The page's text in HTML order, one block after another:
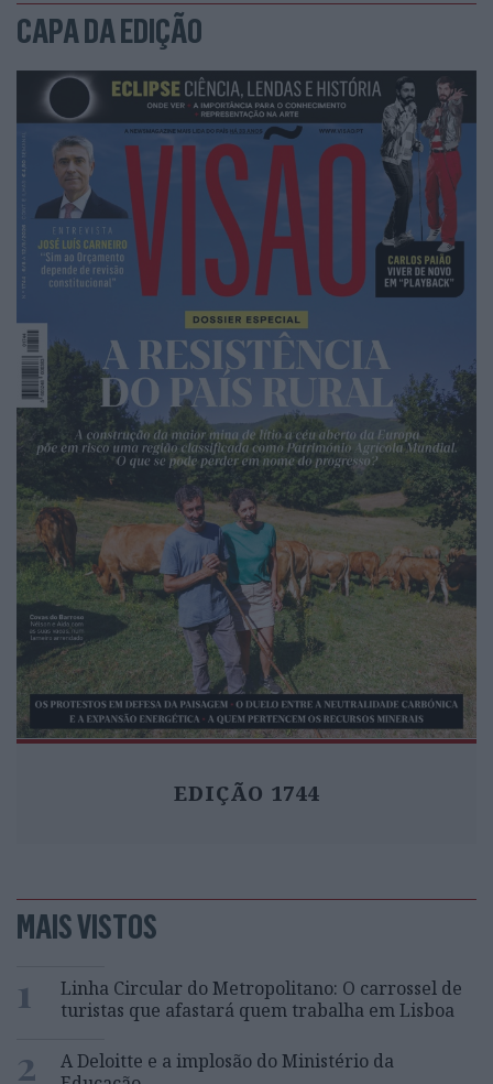
CAPA DA EDIÇÃO
EDIÇÃO 1744
MAIS VISTOS
1
Linha Circular do Metropolitano: O carrossel de
turistas que afastará quem trabalha em Lisboa
2
A Deloitte e a implosão do Ministério da